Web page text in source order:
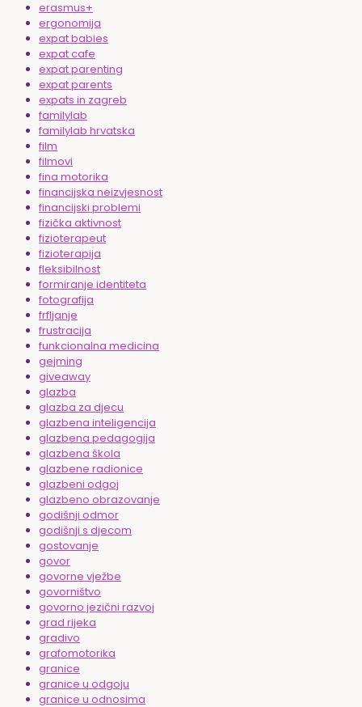
erasmus+
ergonomija
expat babies
expat cafe
expat parenting
expat parents
expats in zagreb
familylab
familylab hrvatska
film
filmovi
fina motorika
financijska neizvjesnost
financijski problemi
fizička aktivnost
fizioterapeut
fizioterapija
fleksibilnost
formiranje identiteta
fotografija
frfljanje
frustracija
funkcionalna medicina
gejming
giveaway
glazba
glazba za djecu
glazbena inteligencija
glazbena pedagogija
glazbena škola
glazbene radionice
glazbeni odgoj
glazbeno obrazovanje
godišnji odmor
godišnji s djecom
gostovanje
govor
govorne vježbe
govorništvo
govorno jezični razvoj
grad rijeka
gradivo
grafomotorika
granice
granice u odgoju
granice u odnosima